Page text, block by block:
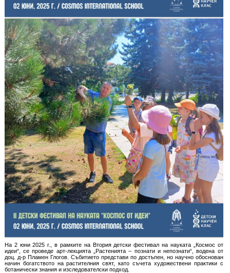
На 2 юни 2025 г., в рамките на Втория детски фестивал на науката „Космос от
идеи“, се проведе арт-лекцията „Растенията – познати и непознати“, водена от
доц. д-р Пламен Глогов. Събитието представи по достъпен, но научно обоснован
начин богатството на растителния свят, като съчета художествени практики с
ботанически знания и изследователски подход.